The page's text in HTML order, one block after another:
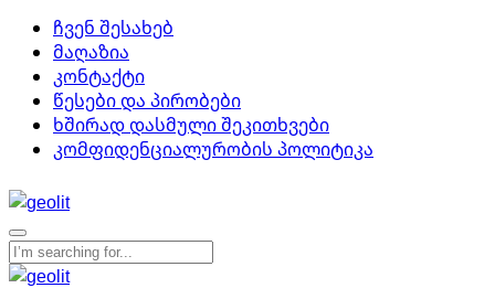
ჩვენ შესახებ
მაღაზია
კონტაქტი
წესები და პირობები
ხშირად დასმული შეკითხვები
კომფიდენციალურობის პოლიტიკა